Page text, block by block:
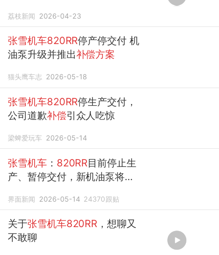
荔枝新闻 2026-04-23
张雪机车820RR停产停交付 机
油泵升级并推出补偿方案
猫头鹰车志 2026-05-18
张雪机车820RR停生产交付，
公司道歉补偿引众人吃惊
梁蜱爱玩车 2026-05-14
张雪机车： 820RR目前停止生
产、暂停交付，新机油泵将关
界面新闻 2026-05-14 24370跟贴
关于张雪机车820RR ，想聊又
不敢聊